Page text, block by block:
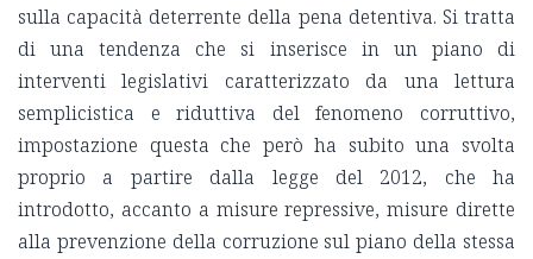
sulla capacità deterrente della pena detentiva. Si tratta
di una tendenza che si inserisce in un piano di
interventi legislativi caratterizzato da una lettura
semplicistica e riduttiva del fenomeno corruttivo,
impostazione questa che però ha subito una svolta
proprio a partire dalla legge del 2012, che ha
introdotto, accanto a misure repressive, misure dirette
alla prevenzione della corruzione sul piano della stessa